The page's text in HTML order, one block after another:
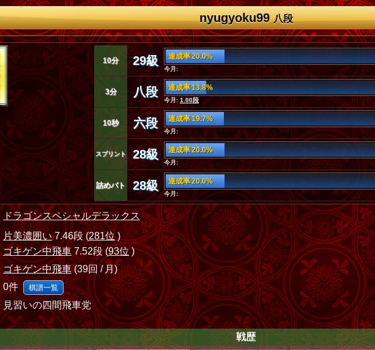
nyugyoku99八段
10分 29級 達成率 20.0%
今月:
3分 八段 達成率 13.8%
今月: 1.00段
10秒 六段 達成率 19.7%
今月:
スプリント 28級 達成率 20.0%
今月:
詰めバト 28級 達成率 20.0%
今月:
ドラゴンスペシャルデラックス
片美濃囲い7.46段 (281位)
ゴキゲン中飛車7.52段 (93位)
ゴキゲン中飛車(39回 / 月)
0件 棋譜一覧
見習いの四間飛車党
戦歴